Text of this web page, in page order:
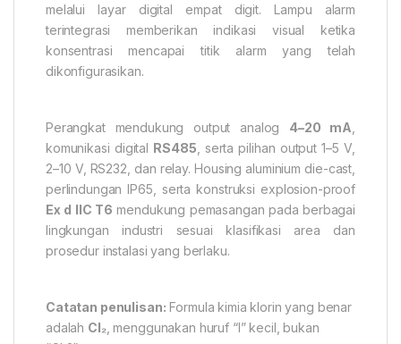
melalui layar digital empat digit. Lampu alarm
terintegrasi memberikan indikasi visual ketika
konsentrasi mencapai titik alarm yang telah
dikonfigurasikan.
Perangkat mendukung output analog 4–20 mA
komunikasi digital RS485 , serta pilihan output 1–5 V,
2–10 V, RS232, dan relay. Housing aluminium die-cast,
perlindungan IP65, serta konstruksi explosion-proof
Ex d IIC T6 mendukung pemasangan pada berbagai
lingkungan industri sesuai klasifikasi area dan
prosedur instalasi yang berlaku.
Catatan penulisan: Formula kimia klorin yang benar
adalah Cl₂, menggunakan huruf “l” kecil, bukan